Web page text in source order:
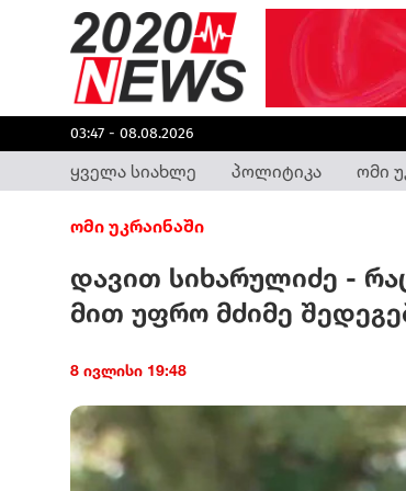
03:47 - 08.08.2026
ყველა სიახლე პოლიტიკა ომი
ომი უკრაინაში
დავით სიხარულიძე -
მით უფრო მძიმე
8 ივლისი 19:48